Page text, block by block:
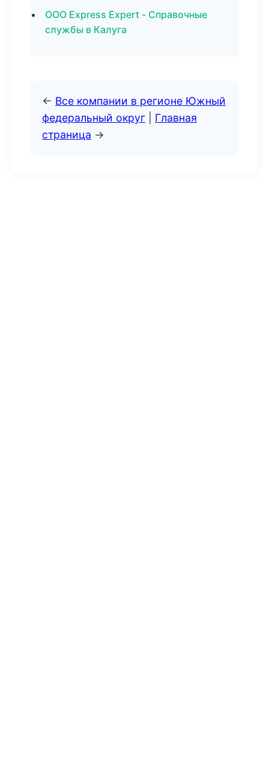
ООО Express Expert - Справочные
службы в Калуга
← Все компании в регионе Южный
федеральный округ
Главная
страница →